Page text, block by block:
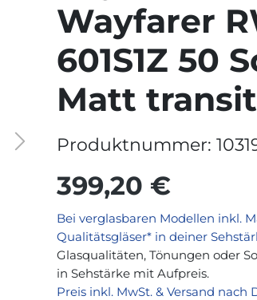
Wayfarer
601S1Z 50
Matt
Produktnummer:
399,20 €
Bei verglasbaren Modellen inkl.
Qualitätsgläser* in deiner
Glasqualitäten, Tönungen oder
in Sehstärke mit Aufpreis.
Preis inkl. MwSt. & Versand nach